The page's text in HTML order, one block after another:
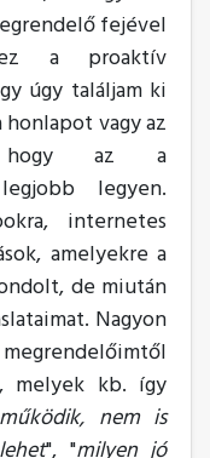
fejével
ez a proaktív
úgy találjam ki
vagy az
hogy az a
legyen.
internetes
amelyekre a
de miután
Nagyon
melyek kb. így
nem is
", "milyen jó